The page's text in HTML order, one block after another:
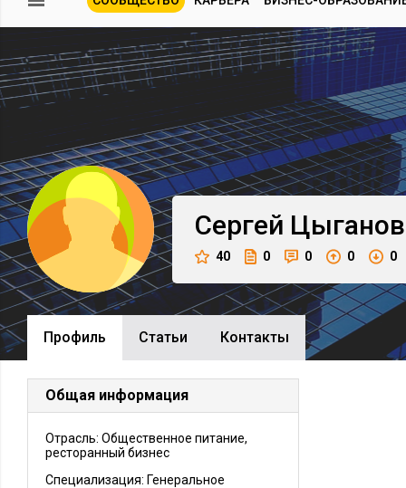
Сергей Цыганов
40 0 0 0 0
Профиль Cтатьи Контакты
Общая информация
Отрасль: Общественное питание,
ресторанный бизнес
Специализация: Генеральное